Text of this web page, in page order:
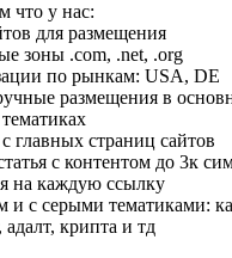
что у нас:
для размещения
зоны .com, .net, .org
по рынкам: USA, DE
размещения в
главных страниц сайтов
с контентом до 3к
на каждую ссылку
и с серыми тематиками:
адалт, крипта и тд